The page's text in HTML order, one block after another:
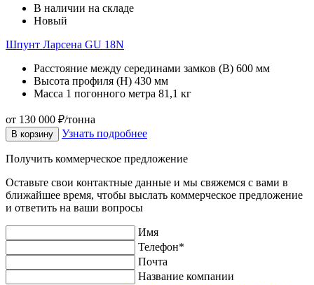
В наличии на складе
Новый
Шпунт Ларсена GU 18N
Расстояние между серединами замков (В) 600 мм
Высота профиля (Н) 430 мм
Масса 1 погонного метра 81,1 кг
от 130 000 ₽/тонна
В корзину Узнать подробнее
Получить коммерческое предложение
Оставьте свои контактные данные и мы свяжемся с вами в
ближайшее время, чтобы выслать коммерческое предложение
и ответить на ваши вопросы
Имя
Телефон*
Почта
Название компании